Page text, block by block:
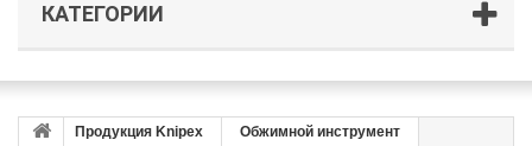
КАТЕГОРИИ
Продукция Knipex
Обжимной инструмент